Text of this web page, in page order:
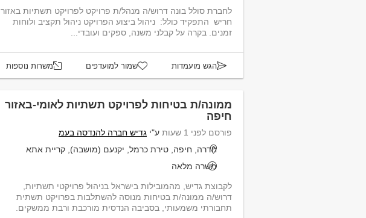
לחברת סולל בונה דרוש/ה מנהל/ת פרויקט לפרויקט תשתיות באזור
חריש התפקיד כולל: ניהול ביצוע הפרויקט ניהול תקציב ולוחות
זמנים. בקרה על קבלני משנה, ספקים ועובדי...
הגש מועמדות שמור למועדפים משרות נוספות
ממונה/ת בטיחות לפרויקט תשתיות לאומי-באזור
חיפה
פורסם לפני 1 שעות ע"י גדיש חברה להנדסה בעמ
חדרה, חיפה, טירת כרמל, יקנעם (מושבה), קריית אתא
משרה מלאה
לקבוצת גדיש, מהמובילות בישראל בניהול פרויקטי תשתיות,
דרוש/ה ממונה/ת בטיחות מנוסה להשתלבות בפרויקט תשתית
תחבורתי משמעותי, בסביבה הנדסית מורכבת ורבת ממשקים.